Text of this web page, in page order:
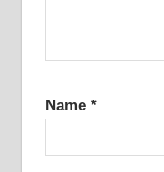
Name *